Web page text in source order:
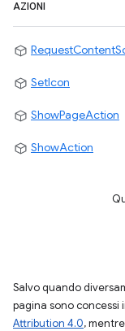
AZIONI
SetIcon
ShowPageAction
ShowAction
Salvo quando
pagina sono concessi
Attribution 4.0,